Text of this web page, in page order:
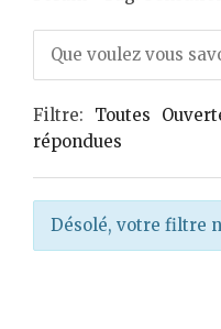
Filtre: Toutes
répondues
Désolé, votre filtre